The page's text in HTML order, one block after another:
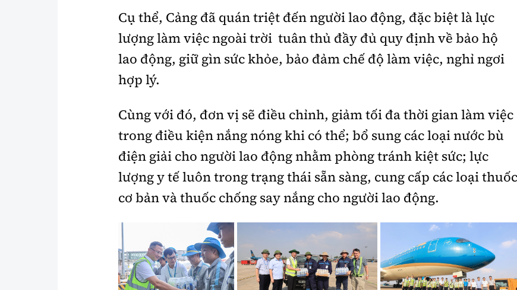
Cụ thể, Cảng đã quán triệt đến người lao động, đặc biệt là lực
lượng làm việc ngoài trời tuân thủ đầy đủ quy định về bảo hộ
lao động, giữ gìn sức khỏe, bảo đảm chế độ làm việc, nghỉ ngơi
hợp lý.
Cùng với đó, đơn vị sẽ điều chỉnh, giảm tối đa thời gian làm việc
trong điều kiện nắng nóng khi có thể; bổ sung các loại nước bù
điện giải cho người lao động nhằm phòng tránh kiệt sức; lực
lượng y tế luôn trong trạng thái sẵn sàng, cung cấp các loại thuốc
cơ bản và thuốc chống say nắng cho người lao động.